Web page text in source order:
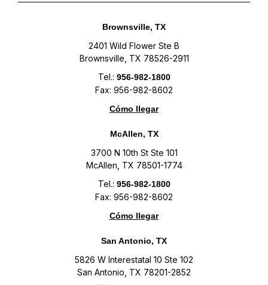
Brownsville, TX
2401 Wild Flower Ste B
Brownsville, TX 78526-2911
Tel.: 956-982-1800
Fax: 956-982-8602
Cómo llegar
McAllen, TX
3700 N 10th St Ste 101
McAllen, TX 78501-1774
Tel.: 956-982-1800
Fax: 956-982-8602
Cómo llegar
San Antonio, TX
5826 W Interestatal 10 Ste 102
San Antonio, TX 78201-2852